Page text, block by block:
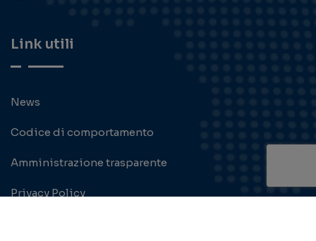
Link utili
News
Codice di comportamento
Amministrazione trasparente
Privacy Policy